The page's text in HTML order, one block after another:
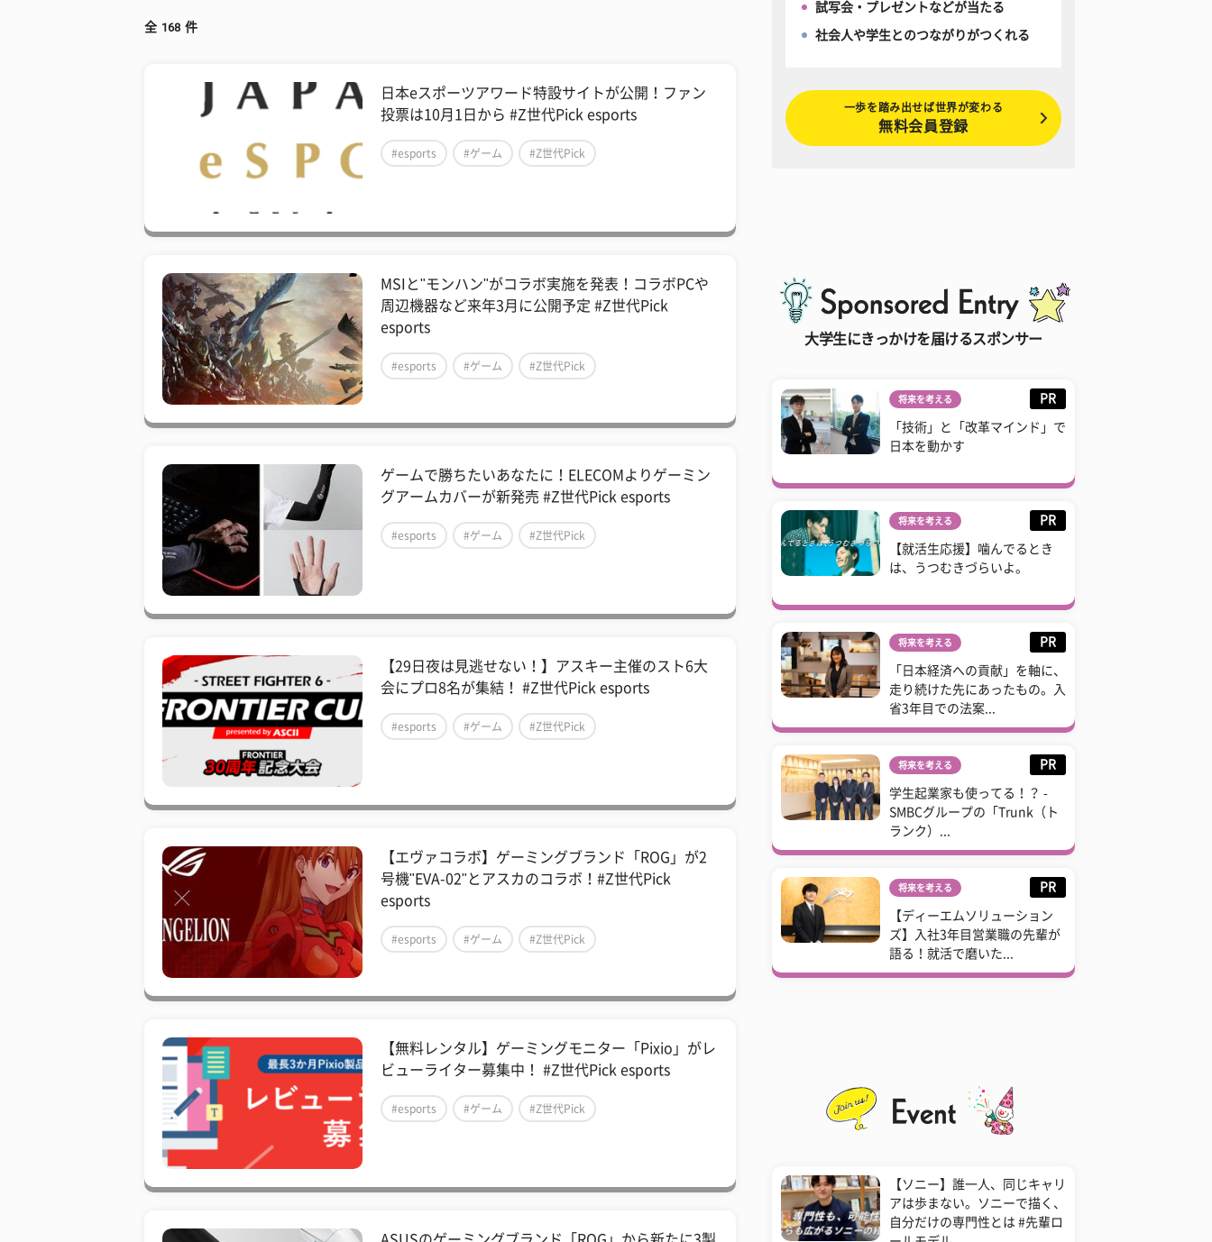
全 168 件
日本eスポーツアワード特設サイトが公開！ファン
投票は10月1日から #Z世代Pick esports
#esports #ゲーム #Z世代Pick
MSIと"モンハン"がコラボ実施を発表！コラボPCや
周辺機器など来年3月に公開予定 #Z世代Pick
esports
#esports #ゲーム #Z世代Pick
ゲームで勝ちたいあなたに！ELECOMよりゲーミン
グアームカバーが新発売 #Z世代Pick esports
#esports #ゲーム #Z世代Pick
【29日夜は見逃せない！】アスキー主催のスト6大
会にプロ8名が集結！ #Z世代Pick esports
#esports #ゲーム #Z世代Pick
【エヴァコラボ】ゲーミングブランド「ROG」が2
号機"EVA-02"とアスカのコラボ！#Z世代Pick
esports
#esports #ゲーム #Z世代Pick
【無料レンタル】ゲーミングモニター「Pixio」がレ
ビューライター募集中！ #Z世代Pick esports
#esports #ゲーム #Z世代Pick
試写会・プレゼントなどが当たる
社会人や学生とのつながりがつくれる
一歩を踏み出せば世界が変わる
無料会員登録
大学生にきっかけを届けるスポンサー
将来を考える PR
「技術」と「改革マインド」で
日本を動かす
将来を考える PR
【就活生応援】噛んでるとき
は、うつむきづらいよ。
将来を考える PR
「日本経済への貢献」を軸に、
走り続けた先にあったもの。入
省3年目での法案...
将来を考える PR
学生起業家も使ってる！？ -
SMBCグループの「Trunk（ト
ランク）...
将来を考える PR
【ディーエムソリューション
ズ】入社3年目営業職の先輩が
語る！就活で磨いた...
【ソニー】誰一人、同じキャリ
アは歩まない。ソニーで描く、
自分だけの専門性とは #先輩ロ